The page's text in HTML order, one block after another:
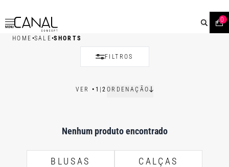
MENU
0
HOME •SALE•SHORTS
FILTROS
VER• 1 |2 ORDENAÇÃO
Nenhum produto encontrado
BLUSAS
CALÇAS